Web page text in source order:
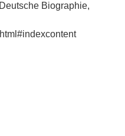
Biographie,